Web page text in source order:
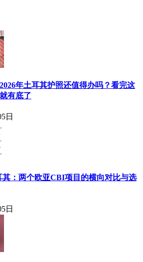
年土耳其护照还值得办吗？看完这
有底了
日
其：两个欧亚CBI项目的横向对比与选
日